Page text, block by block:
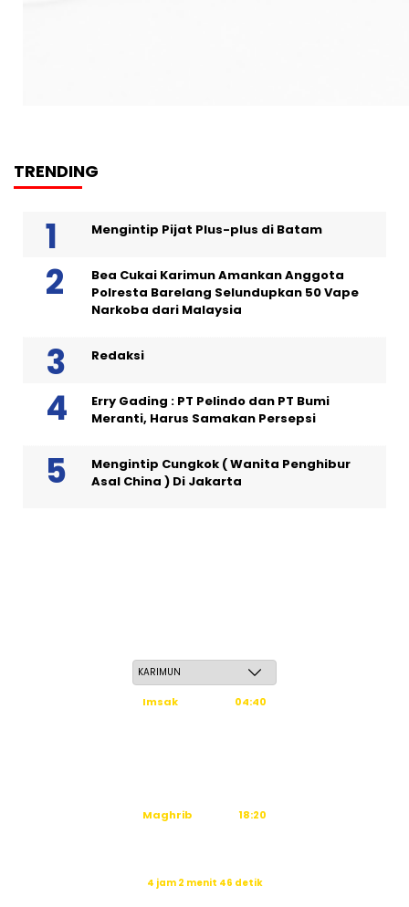
TRENDING
Mengintip Pijat Plus-plus di Batam
Bea Cukai Karimun Amankan Anggota
Polresta Barelang Selundupkan 50 Vape
Narkoba dari Malaysia
Redaksi
Erry Gading : PT Pelindo dan PT Bumi
Meranti, Harus Samakan Persepsi
Mengintip Cungkok ( Wanita Penghibur
Asal China ) Di Jakarta
Imsak
04:40
Maghrib
18:20
4 jam 2 menit 44 detik